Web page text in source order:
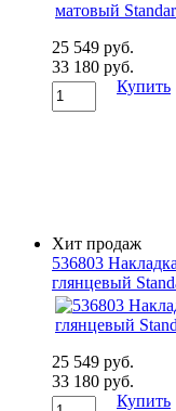
25 549 руб.
33 180 руб.
Купить
Хит продаж
536803
глянцевый
25 549 руб.
33 180 руб.
Купить